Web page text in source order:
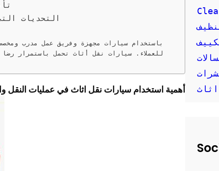
التحديات
باستخدام سيارات مجهزة وفريق عمل مدرب
للعملاء. سيارات نقل أثاث تحمل باستمرار رضا
أهمية استخدام سيارات نقل اثاث في عمليات النقل